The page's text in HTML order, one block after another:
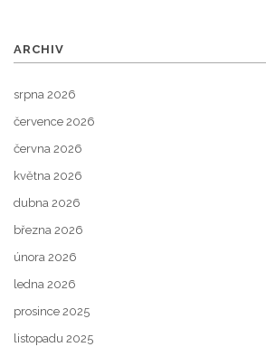
ARCHIV
srpna 2026
července 2026
června 2026
května 2026
dubna 2026
března 2026
února 2026
ledna 2026
prosince 2025
listopadu 2025